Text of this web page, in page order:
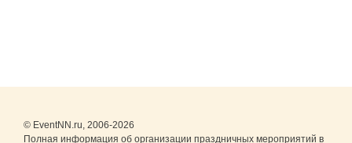
© EventNN.ru, 2006-2026
Полная информация об организации праздничных мероприятий в